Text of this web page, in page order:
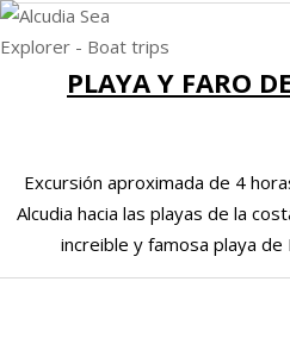
PLAYA Y FARO
Excursión aproximada de 4
Alcudia hacia las playas de la
increible y famosa playa de